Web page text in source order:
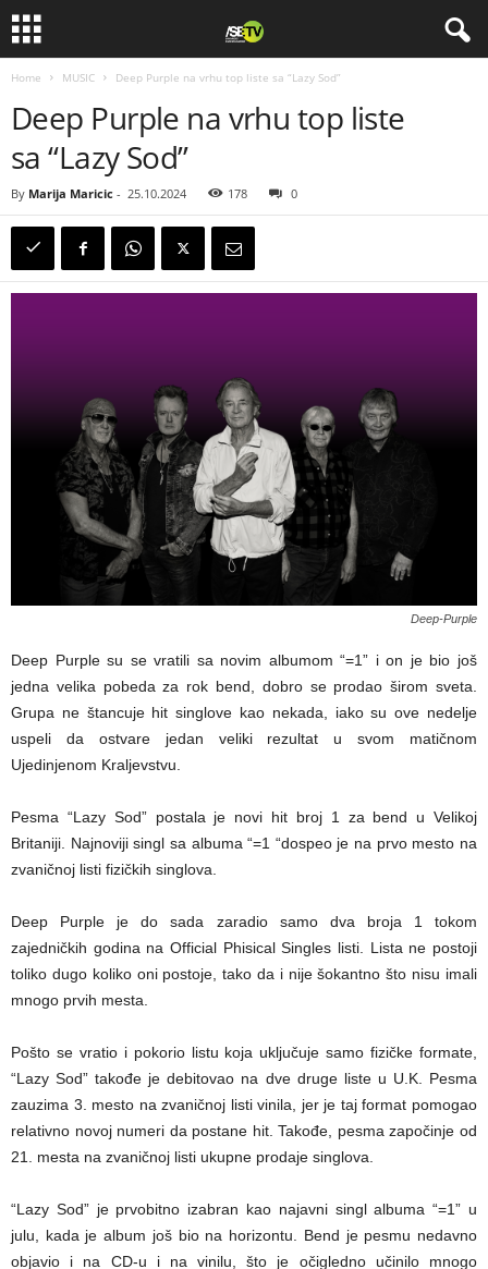
Home MUSIC Deep Purple na vrhu top liste sa “Lazy Sod”
Deep Purple na vrhu top liste
sa “Lazy Sod”
By Marija Maricic - 25.10.2024 178 0
Deep-Purple
Deep Purple su se vratili sa novim albumom “=1” i on je bio još
jedna velika pobeda za rok bend, dobro se prodao širom sveta.
Grupa ne štancuje hit singlove kao nekada, iako su ove nedelje
uspeli da ostvare jedan veliki rezultat u svom matičnom
Ujedinjenom Kraljevstvu.
Pesma “Lazy Sod” postala je novi hit broj 1 za bend u Velikoj
Britaniji. Najnoviji singl sa albuma “=1 “dospeo je na prvo mesto na
zvaničnoj listi fizičkih singlova.
Deep Purple je do sada zaradio samo dva broja 1 tokom
zajedničkih godina na Official Phisical Singles listi. Lista ne postoji
toliko dugo koliko oni postoje, tako da i nije šokantno što nisu imali
mnogo prvih mesta.
Pošto se vratio i pokorio listu koja uključuje samo fizičke formate,
“Lazy Sod” takođe je debitovao na dve druge liste u U.K. Pesma
zauzima 3. mesto na zvaničnoj listi vinila, jer je taj format pomogao
relativno novoj numeri da postane hit. Takođe, pesma započinje od
21. mesta na zvaničnoj listi ukupne prodaje singlova.
“Lazy Sod” je prvobitno izabran kao najavni singl albuma “=1” u
julu, kada je album još bio na horizontu. Bend je pesmu nedavno
objavio i na CD-u i na vinilu, što je očigledno učinilo mnogo